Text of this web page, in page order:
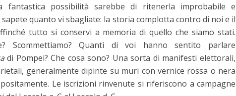
fantastica possibilità sarebbe di ritenerla improbabile e
quanto vi sbagliate: la storia complotta contro di noi e il
tutto si conservi a memoria di quello che siamo stati.
Scommettiamo? Quanti di voi hanno sentito parlare
di Pompei? Che cosa sono? Una sorta di manifesti elettorali,
generalmente dipinte su muri con vernice rossa o nera
Le iscrizioni rinvenute si riferiscono a campagne